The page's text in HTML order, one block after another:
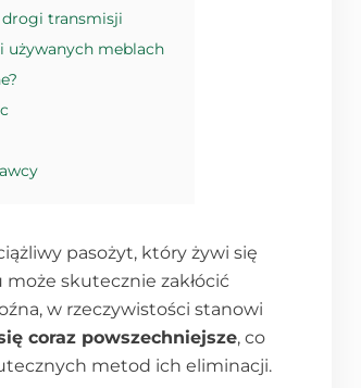
drogi transmisji
używanych meblach
pasożyt, który żywi się
skutecznie zakłócić
w rzeczywistości stanowi
coraz powszechniejsze, co
metod ich eliminacji.